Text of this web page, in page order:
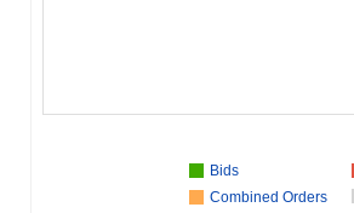
Bids
Combined Orders